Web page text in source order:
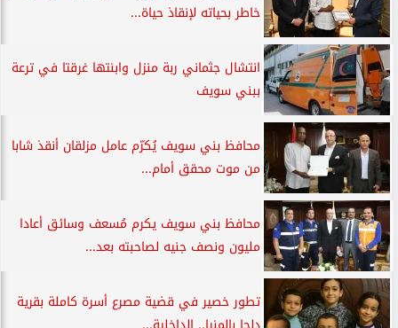
خاطر بحياته لإنقاذ حياة...
انتشال جثماني ربة منزل وابنتها غرقتا في ترعة
ببني سويف
محافظ بني سويف يُكرّم عامل مزلقان أنقذ شابا
من موت محقق أمام...
محافظ بني سويف يكرم مُسعف وسائق أعادا
مليون ونصف جنيه لصاحبته بعد...
تطور خصير في قضية مصرع أسرة كاملة بقرية